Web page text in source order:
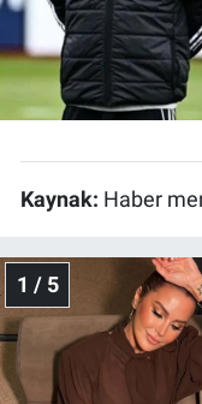
Kaynak: Haber
1 / 5